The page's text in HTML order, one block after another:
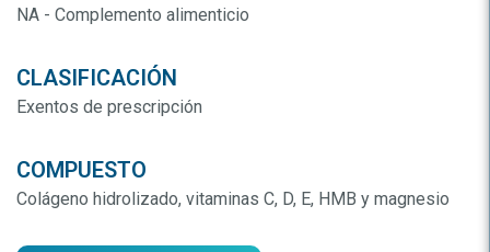
NA - Complemento alimenticio
CLASIFICACIÓN
Exentos de prescripción
COMPUESTO
Colágeno hidrolizado, vitaminas C, D, E, HMB y magnesio